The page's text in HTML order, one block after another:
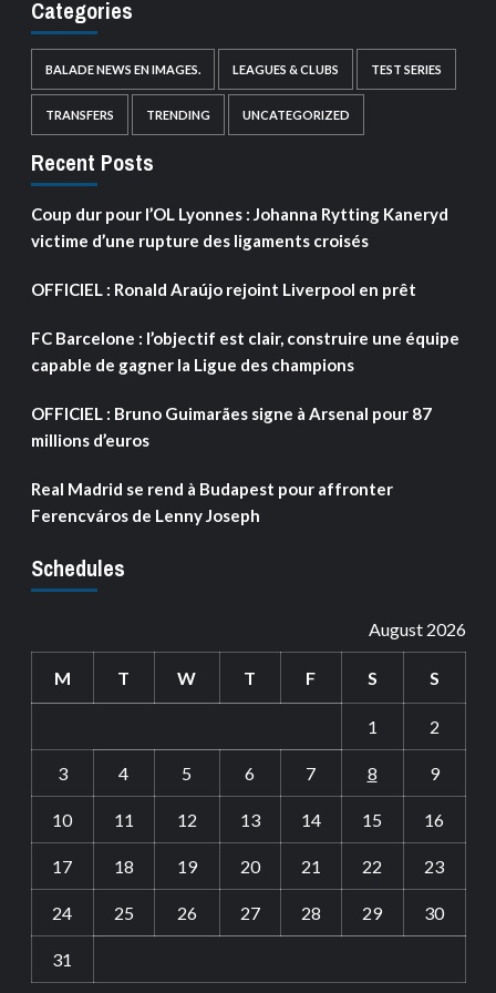
Categories
BALADE NEWS EN IMAGES. LEAGUES & CLUBS TEST SERIES
TRANSFERS TRENDING UNCATEGORIZED
Recent Posts
Coup dur pour l’OL Lyonnes : Johanna Rytting Kaneryd
victime d’une rupture des ligaments croisés
OFFICIEL : Ronald Araújo rejoint Liverpool en prêt
FC Barcelone : l’objectif est clair, construire une équipe
capable de gagner la Ligue des champions
OFFICIEL : Bruno Guimarães signe à Arsenal pour 87
millions d’euros
Real Madrid se rend à Budapest pour affronter
Ferencváros de Lenny Joseph
Schedules
August 2026
M T W T F S S
1 2
3 4 5 6 7 8 9
10 11 12 13 14 15 16
17 18 19 20 21 22 23
24 25 26 27 28 29 30
31